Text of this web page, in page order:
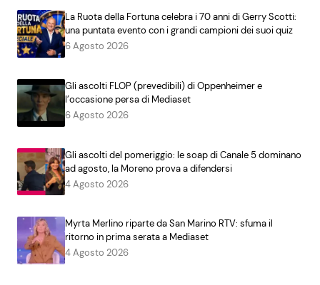
La Ruota della Fortuna celebra i 70 anni di Gerry Scotti:
una puntata evento con i grandi campioni dei suoi quiz
6 Agosto 2026
Gli ascolti FLOP (prevedibili) di Oppenheimer e
l’occasione persa di Mediaset
6 Agosto 2026
Gli ascolti del pomeriggio: le soap di Canale 5 dominano
ad agosto, la Moreno prova a difendersi
4 Agosto 2026
Myrta Merlino riparte da San Marino RTV: sfuma il
ritorno in prima serata a Mediaset
4 Agosto 2026